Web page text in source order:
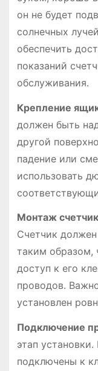
он не будет
солнечных
обеспечить
показаний
обслуживания․
Крепление
должен быть
другой
падение или
использовать
Монтаж
Счетчик
таким образом,
доступ к его
проводов․
установлен
Подключение
этап
подключены к